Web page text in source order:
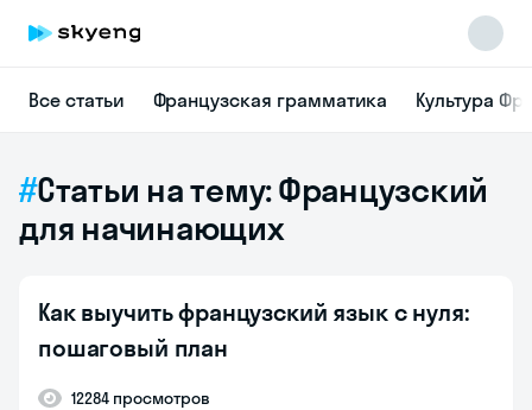
Все статьи Французская грамматика Культура
Статьи на тему: Французский
для начинающих
Как выучить французский язык с нуля:
пошаговый план
12284 просмотров